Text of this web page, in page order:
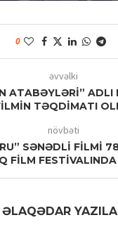
0
əvvəlki
ATABƏYLƏRİ”
TƏQDİMATI
növbəti
SƏNƏDLİ FİLMİ
FİLM
ƏLAQƏDAR